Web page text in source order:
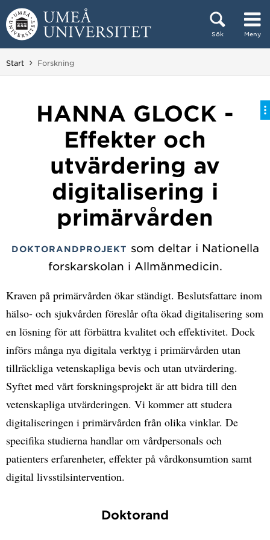
Hoppa direkt till innehållet
Sök Meny
Huvudmenyn dold.
Start Du är här:
Forskning
HANNA GLOCK -
Effekter och
utvärdering av
digitalisering i
primärvården
DOKTORANDPROJEKT som deltar i Nationella
forskarskolan i Allmänmedicin.
Kraven på primärvården ökar ständigt. Beslutsfattare inom
hälso- och sjukvården föreslår ofta ökad digitalisering som
en lösning för att förbättra kvalitet och effektivitet. Dock
införs många nya digitala verktyg i primärvården utan
tillräckliga vetenskapliga bevis och utan utvärdering.
Syftet med vårt forskningsprojekt är att bidra till den
vetenskapliga utvärderingen. Vi kommer att studera
digitaliseringen i primärvården från olika vinklar. De
specifika studierna handlar om vårdpersonals och
patienters erfarenheter, effekter på vårdkonsumtion samt
digital livsstilsintervention.
Doktorand